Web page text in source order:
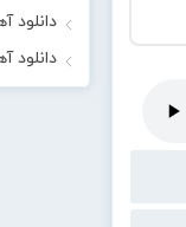
دانلود